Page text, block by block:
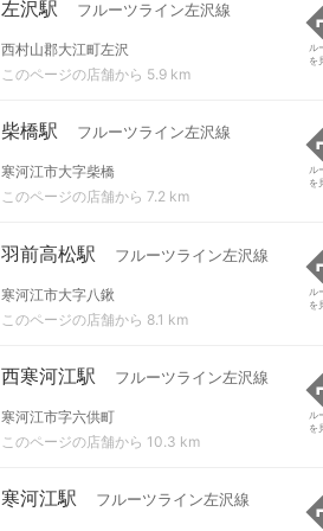
左沢駅 フルーツライン左沢線
西村山郡大江町左沢
このページの店舗から 5.9 km
ル
を
柴橋駅 フルーツライン左沢線
寒河江市大字柴橋
このページの店舗から 7.2 km
ル
を
羽前高松駅 フルーツライン左沢線
寒河江市大字八鍬
このページの店舗から 8.1 km
ル
を
西寒河江駅 フルーツライン左沢線
寒河江市字六供町
このページの店舗から 10.3 km
ル
を
寒河江駅 フルーツライン左沢線